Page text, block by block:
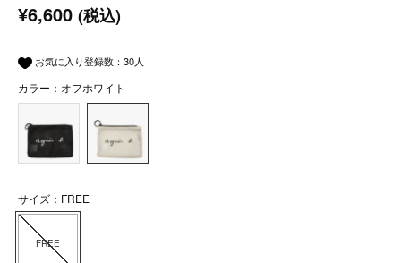
¥6,600 (税込)
お気に入り登録数： 30人
カラー：オフホワイト
サイズ：FREE
FREE